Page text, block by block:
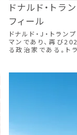
ドナルド・トラ
フィール
ドナルド・J・トラ
マンであり、再び
る政治家である。ト